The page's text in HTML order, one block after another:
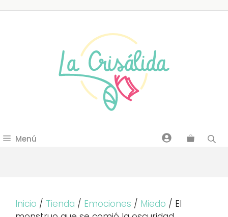
Menú
Inicio / Tienda / Emociones / Miedo / El